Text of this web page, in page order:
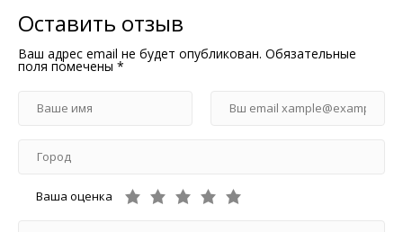
Оставить отзыв
Ваш адрес email не будет опубликован. Обязательные
поля помечены *
Ваша оценка